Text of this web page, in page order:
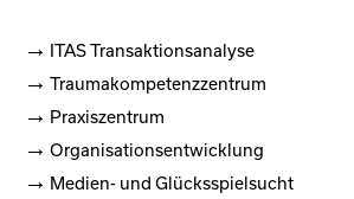
ITAS Transaktionsanalyse
Traumakompetenzzentrum
Praxiszentrum
Organisationsentwicklung
Medien- und Glücksspielsucht